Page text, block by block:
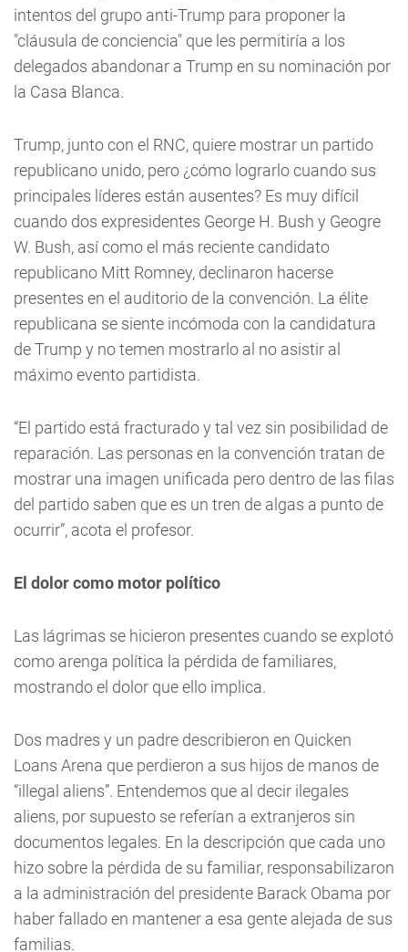
intentos del grupo anti-Trump para proponer la
"cláusula de conciencia" que les permitiría a los
delegados abandonar a Trump en su nominación por
la Casa Blanca.
Trump, junto con el RNC, quiere mostrar un partido
republicano unido, pero ¿cómo lograrlo cuando sus
principales líderes están ausentes? Es muy difícil
cuando dos expresidentes George H. Bush y Geogre
W. Bush, así como el más reciente candidato
republicano Mitt Romney, declinaron hacerse
presentes en el auditorio de la convención. La élite
republicana se siente incómoda con la candidatura
de Trump y no temen mostrarlo al no asistir al
máximo evento partidista.
“El partido está fracturado y tal vez sin posibilidad de
reparación. Las personas en la convención tratan de
mostrar una imagen unificada pero dentro de las filas
del partido saben que es un tren de algas a punto de
ocurrir”, acota el profesor.
El dolor como motor político
Las lágrimas se hicieron presentes cuando se explotó
como arenga política la pérdida de familiares,
mostrando el dolor que ello implica.
Dos madres y un padre describieron en Quicken
Loans Arena que perdieron a sus hijos de manos de
“illegal aliens”. Entendemos que al decir ilegales
aliens, por supuesto se referían a extranjeros sin
documentos legales. En la descripción que cada uno
hizo sobre la pérdida de su familiar, responsabilizaron
a la administración del presidente Barack Obama por
haber fallado en mantener a esa gente alejada de sus
familias.